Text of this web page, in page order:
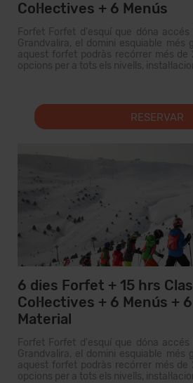
Col·lectives + 6 Menús
Forfet Forfet d'esquí que dóna accés
Grandvalira, el domini esquiable més
aquest forfet podràs recórrer més de
opcions per a tots els nivells,
RESERVAR
6 dies Forfet + 15 hrs
Col·lectives + 6 Menús +
Material
Forfet Forfet d'esquí que dóna accés
Grandvalira, el domini esquiable més
aquest forfet podràs recórrer més de
opcions per a tots els nivells,